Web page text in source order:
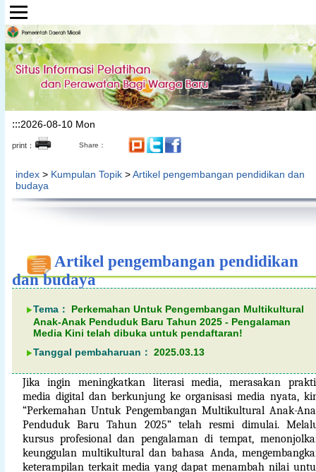
Lompat ke bagian konten utama
:::2026-08-10 Mon
print： Share：
index> Kumpulan Topik >Artikel pengembangan pendidikan dan
budaya
Artikel pengembangan pendidikan
dan budaya
Tema：
Perkemahan Untuk Pengembangan Multikultural
Anak-Anak Penduduk Baru Tahun 2025 - Pengalaman
Media Kini telah dibuka untuk pendaftaran!
Tanggal pembaharuan： 2025.03.13
Jika ingin meningkatkan literasi media, merasakan
media digital dan berkunjung ke organisasi media nyata,
“Perkemahan Untuk Pengembangan Multikultural Anak-
Penduduk Baru Tahun 2025” telah resmi dimulai.
kursus profesional dan pengalaman di tempat,
keunggulan multikultural dan bahasa Anda,
keterampilan terkait media yang dapat menambah nilai